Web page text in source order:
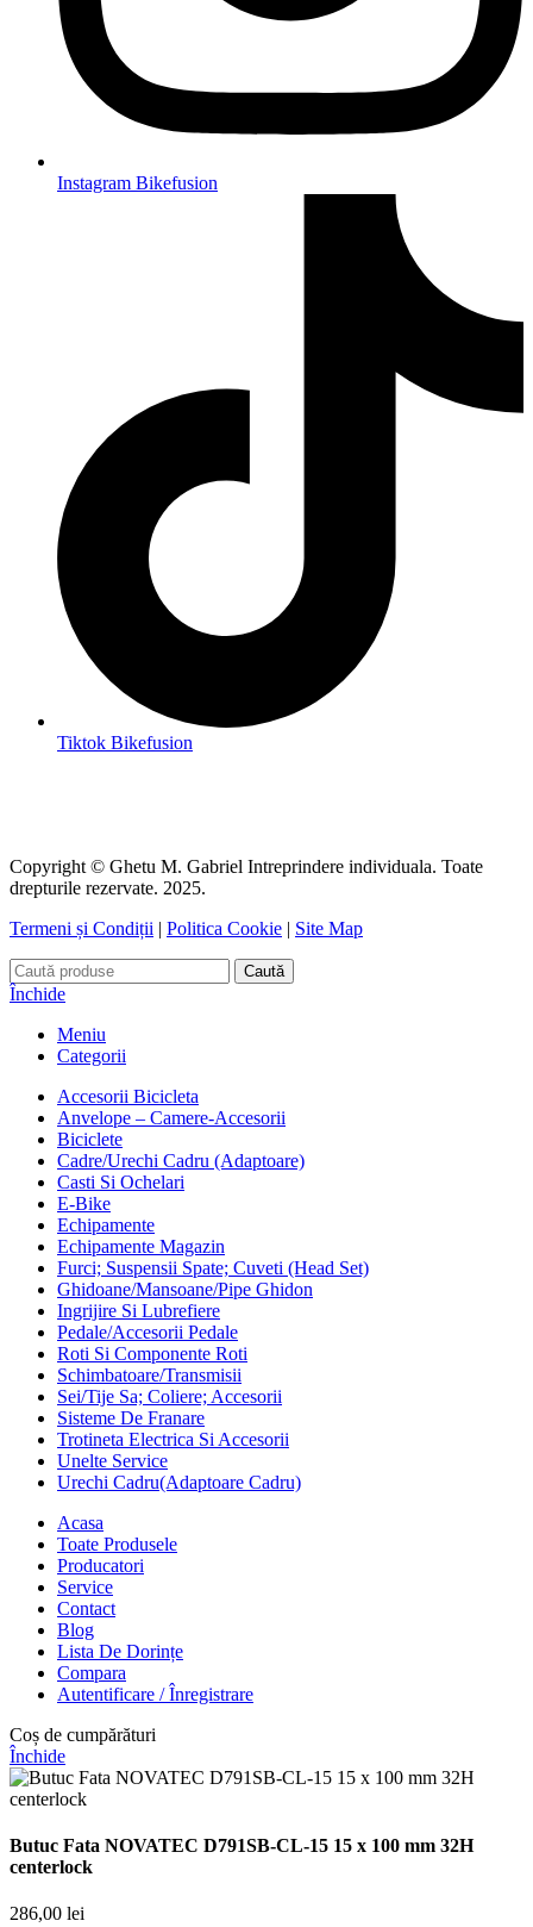
Instagram Bikefusion
Tiktok Bikefusion
Copyright © Ghetu M. Gabriel Intreprindere individuala. Toate
drepturile rezervate. 2025.
Termeni și Condiții | Politica Cookie | Site Map
Caută
Închide
Meniu
Categorii
Accesorii Bicicleta
Anvelope – Camere-Accesorii
Biciclete
Cadre/Urechi Cadru (Adaptoare)
Casti Si Ochelari
E-Bike
Echipamente
Echipamente Magazin
Furci; Suspensii Spate; Cuveti (Head Set)
Ghidoane/Mansoane/Pipe Ghidon
Ingrijire Si Lubrefiere
Pedale/Accesorii Pedale
Roti Si Componente Roti
Schimbatoare/Transmisii
Sei/Tije Sa; Coliere; Accesorii
Sisteme De Franare
Trotineta Electrica Si Accesorii
Unelte Service
Urechi Cadru(Adaptoare Cadru)
Acasa
Toate Produsele
Producatori
Service
Contact
Blog
Lista De Dorințe
Compara
Autentificare / Înregistrare
Coș de cumpărături
Închide
Butuc Fata NOVATEC D791SB-CL-15 15 x 100 mm 32H
centerlock
286,00 lei